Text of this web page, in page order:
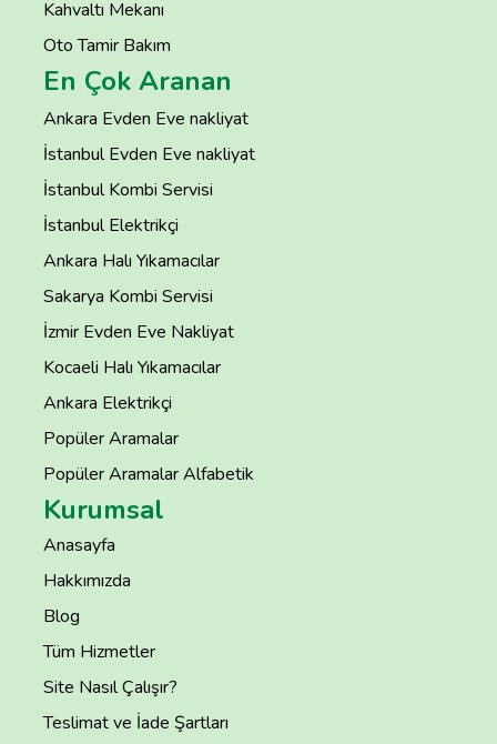
Kahvaltı Mekanı
Oto Tamir Bakım
En Çok Aranan
Ankara Evden Eve nakliyat
İstanbul Evden Eve nakliyat
İstanbul Kombi Servisi
İstanbul Elektrikçi
Ankara Halı Yıkamacılar
Sakarya Kombi Servisi
İzmir Evden Eve Nakliyat
Kocaeli Halı Yıkamacılar
Ankara Elektrikçi
Popüler Aramalar
Popüler Aramalar Alfabetik
Kurumsal
Anasayfa
Hakkımızda
Blog
Tüm Hizmetler
Site Nasıl Çalışır?
Teslimat ve İade Şartları